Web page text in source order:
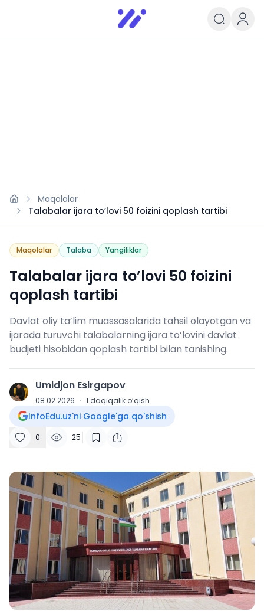
Infoedu
Ta&#039;lim xabarlari va
Maqolalar
Talabalar ijara to’lovi 50 foizini qoplash tartibi
Maqolalar Talaba Yangiliklar
Talabalar ijara to’lovi 50 foizini
qoplash tartibi
Davlat oliy ta’lim muassasalarida tahsil olayotgan va
ijarada turuvchi talabalarning ijara to’lovini davlat
budjeti hisobidan qoplash tartibi bilan tanishing.
U Umidjon Esirgapov
08.02.2026 · 1 daqiqalik o‘qish
InfoEdu.uz'ni Google'ga qo'shish
0 25